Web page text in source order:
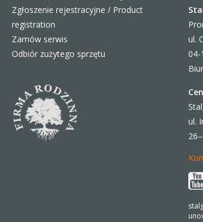
Zgłoszenie rejestracyjne / Product
registration
Zamów serwis
Odbiór zużytego sprzętu
ul.
04-
ul.